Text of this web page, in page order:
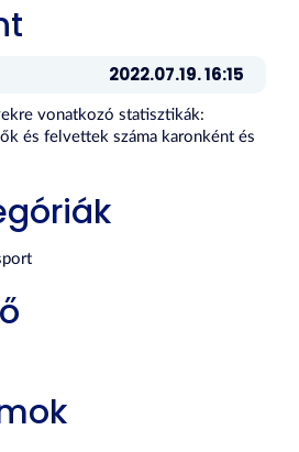
2022.07.19. 16:15
vonatkozó statisztikák:
és felvettek száma karonként és